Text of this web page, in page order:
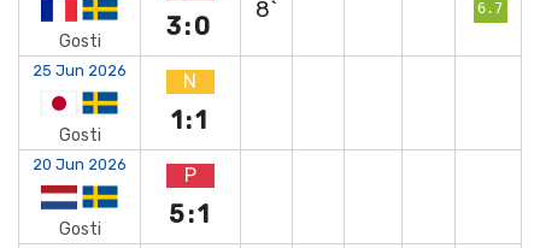
Gosti
3:0
8` 6.7
25 Jun 2026
Gosti
N
1:1
20 Jun 2026
Gosti
P
5:1